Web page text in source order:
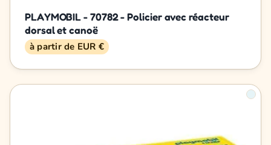
PLAYMOBIL - 70782 - Policier avec réacteur
dorsal et canoë
à partir de EUR €